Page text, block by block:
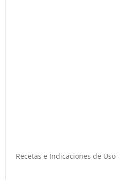
Recetas e Indicaciones de Uso